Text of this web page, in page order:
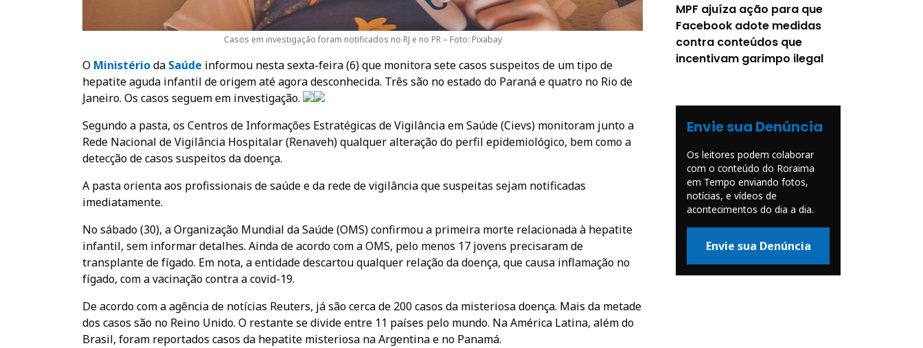
Casos em investigação foram notificados no RJ e no PR – Foto: Pixabay
O Ministérioda Saúde informou nesta sexta-feira (6) que monitora sete casos suspeitos de um tipo de
hepatite aguda infantil de origem até agora desconhecida. Três são no estado do Paraná e quatro no Rio de
Janeiro. Os casos seguem em investigação.
Segundo a pasta, os Centros de Informações Estratégicas de Vigilância em Saúde (Cievs) monitoram junto a
Rede Nacional de Vigilância Hospitalar (Renaveh) qualquer alteração do perfil epidemiológico, bem como a
detecção de casos suspeitos da doença.
A pasta orienta aos profissionais de saúde e da rede de vigilância que suspeitas sejam notificadas
imediatamente.
No sábado (30), a Organização Mundial da Saúde (OMS) confirmou a primeira morte relacionada à hepatite
infantil, sem informar detalhes. Ainda de acordo com a OMS, pelo menos 17 jovens precisaram de
transplante de fígado. Em nota, a entidade descartou qualquer relação da doença, que causa inflamação no
fígado, com a vacinação contra a covid-19.
De acordo com a agência de notícias Reuters, já são cerca de 200 casos da misteriosa doença. Mais da metade
dos casos são no Reino Unido. O restante se divide entre 11 países pelo mundo. Na América Latina, além do
Brasil, foram reportados casos da hepatite misteriosa na Argentina e no Panamá.
MPF ajuíza ação para que
Facebook adote medidas
contra conteúdos que
incentivam garimpo ilegal
Envie sua Denúncia
Os leitores podem colaborar
com o conteúdo do Roraima
em Tempo enviando fotos,
notícias, e vídeos de
acontecimentos do dia a dia.
Envie sua Denúncia